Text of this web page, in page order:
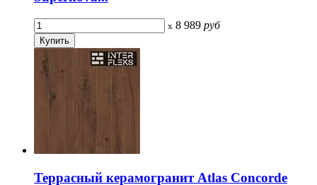
x 8 989 руб
Террасный керамогранит Atlas Concorde